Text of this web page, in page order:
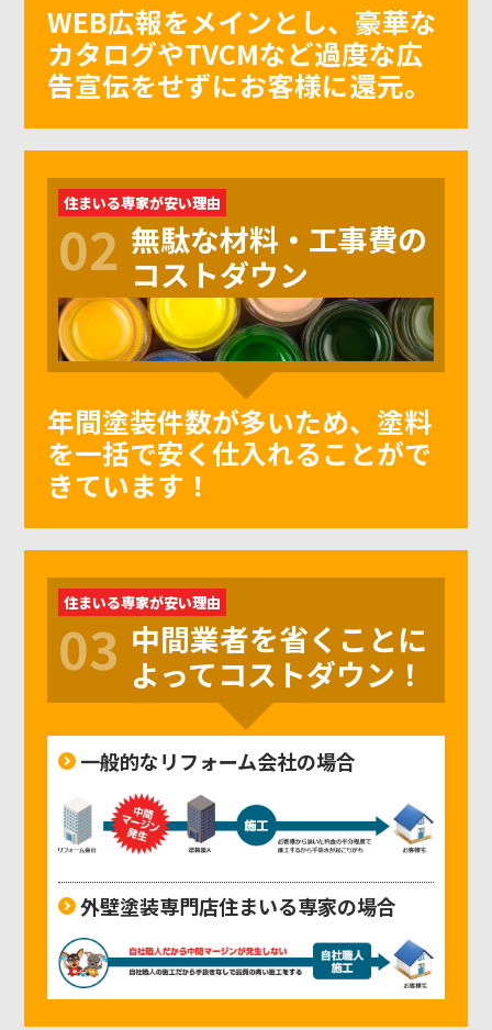
WEB広報をメインとし、豪華な
カタログやTVCMなど過度な広
告宣伝をせずにお客様に還元。
住まいる専家が安い理由
02 無駄な材料・工事費の
コストダウン
年間塗装件数が多いため、塗料
を一括で安く仕入れることがで
きています！
住まいる専家が安い理由
03 中間業者を省くことに
よってコストダウン！
一般的なリフォーム会社の場合
外壁塗装専門店住まいる専家の場合